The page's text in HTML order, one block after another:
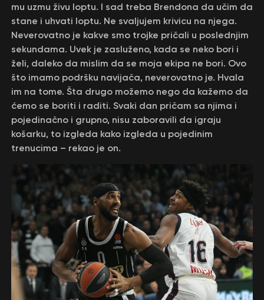
mu uzmu živu loptu. I sad treba Brendona da učim da
stane i uhvati loptu. Ne svaljujem krivicu na njega.
Neverovatno je kakve smo trojke pričali u poslednjim
sekundama. Uvek je zasluženo, kada se neko bori i
želi, daleko da mislim da se moja ekipa ne bori. Ovo
što imamo podršku navijača, neverovatno je. Hvala
im na tome. Šta drugo možemo nego da kažemo da
ćemo se boriti i raditi. Svaki dan pričam sa njima i
pojedinačno i grupno, nisu zaboravili da igraju
košarku, to izgleda kako izgleda u pojedinim
trenucima – rekao je on.